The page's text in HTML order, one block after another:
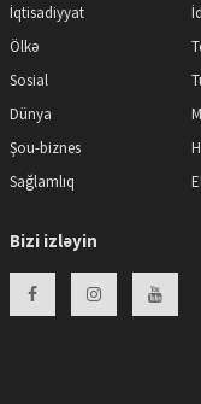
İqtisadiyyat
Ölkə
Sosial
Dünya
Şou-biznes
Sağlamlıq
Bizi izləyin